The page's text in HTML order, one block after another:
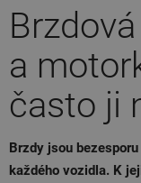
a
často ji
Brzdy jsou
každého vozidla. K